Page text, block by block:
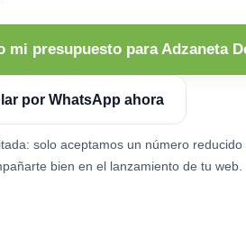
mi presupuesto para Adzaneta
por WhatsApp ahora
solo aceptamos un número
bien en el lanzamiento de tu web.